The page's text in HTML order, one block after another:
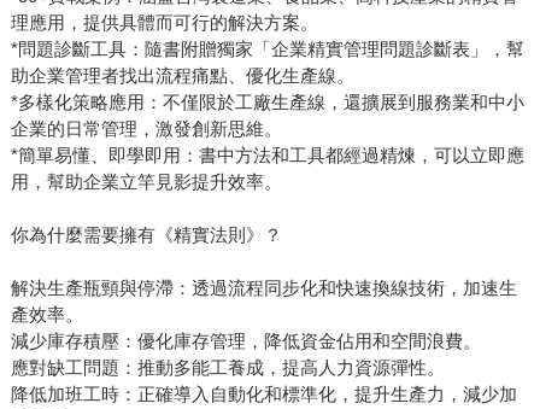
理應用，提供具體而可行的解決方案。
*問題診斷工具：隨書附贈獨家「企業精實管理問題診斷表」，幫
助企業管理者找出流程痛點、優化生產線。
*多樣化策略應用：不僅限於工廠生產線，還擴展到服務業和中小
企業的日常管理，激發創新思維。
*簡單易懂、即學即用：書中方法和工具都經過精煉，可以立即應
用，幫助企業立竿見影提升效率。
你為什麼需要擁有《精實法則》？
解決生產瓶頸與停滯：透過流程同步化和快速換線技術，加速生
產效率。
減少庫存積壓：優化庫存管理，降低資金佔用和空間浪費。
應對缺工問題：推動多能工養成，提高人力資源彈性。
降低加班工時：正確導入自動化和標準化，提升生產力，減少加